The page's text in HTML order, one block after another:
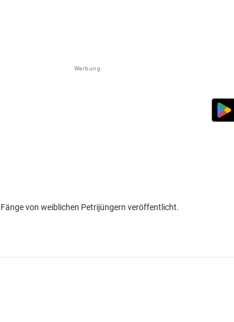
Werbung
von weiblichen Petrijüngern veröffentlicht.